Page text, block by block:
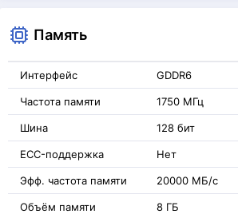
Память
Интерфейс GDDR6
Частота памяти 1750 МГц
Шина 128 бит
ECC-поддержка Нет
Эфф. частота памяти 20000 МБ/с
Объём памяти 8 ГБ